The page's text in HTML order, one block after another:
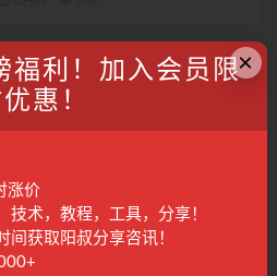
×
福利！加入会员限
惠！
涨价
技术，教程，工具，分享！
间获取阳叔分享咨讯！